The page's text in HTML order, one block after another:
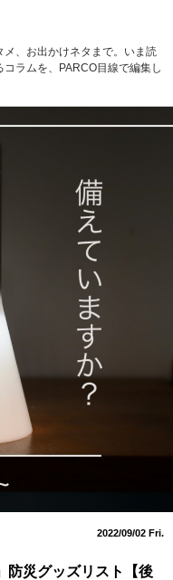
、お出かけネタまで。いま読
ラムを、PARCO目線で編集し
2022/09/02 Fri.
防災グッズリスト【後